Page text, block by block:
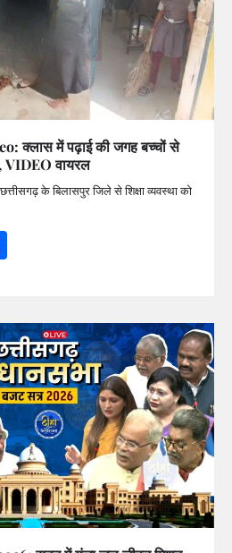
क्लास में पढ़ाई की जगह बच्चों से
VIDEO वायरल
के बिलासपुर जिले से शिक्षा व्यवस्था को